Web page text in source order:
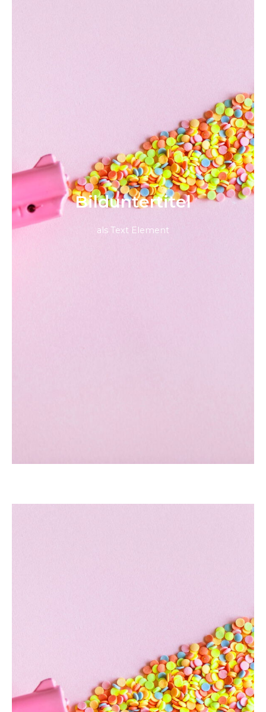
Bild­unter­titel
als Text Element